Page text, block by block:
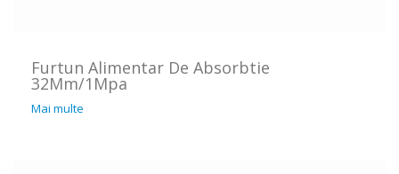
Furtun Alimentar De Absorbtie
32Mm/1Mpa
Mai multe